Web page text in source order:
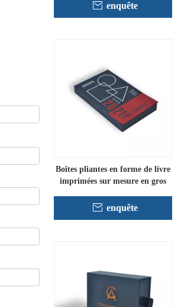
enquête
Boîtes pliantes en forme de livre
imprimées sur mesure en gros
enquête